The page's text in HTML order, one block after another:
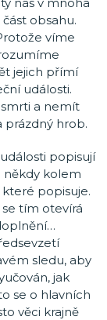
obsahu.
víme
jejich přímí
události.
a nemít
prázdný hrob.
popisují
někdy kolem
popisuje.
tím otevírá
sledu, aby
jak
se o hlavních
věci krajně